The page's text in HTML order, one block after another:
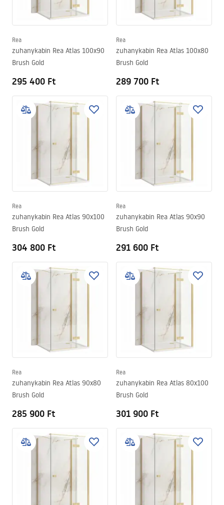
Rea
zuhanykabin Rea Atlas 100x90
Brush Gold
295 400 Ft
Rea
zuhanykabin Rea Atlas 100x80
Brush Gold
289 700 Ft
Rea
zuhanykabin Rea Atlas 90x100
Brush Gold
304 800 Ft
Rea
zuhanykabin Rea Atlas 90x90
Brush Gold
291 600 Ft
Rea
zuhanykabin Rea Atlas 90x80
Brush Gold
285 900 Ft
Rea
zuhanykabin Rea Atlas 80x100
Brush Gold
301 900 Ft